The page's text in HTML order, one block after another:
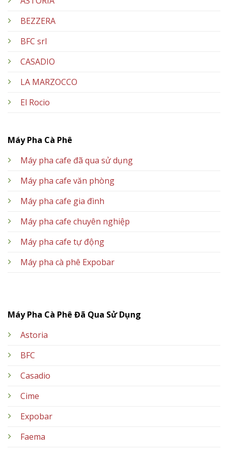
BEZZERA
BFC srl
CASADIO
LA MARZOCCO
El Rocio
Máy Pha Cà Phê
Máy pha cafe đã qua sử dụng
Máy pha cafe văn phòng
Máy pha cafe gia đình
Máy pha cafe chuyên nghiệp
Máy pha cafe tự động
Máy pha cà phê Expobar
Máy Pha Cà Phê Đã Qua Sử Dụng
Astoria
BFC
Casadio
Cime
Expobar
Faema